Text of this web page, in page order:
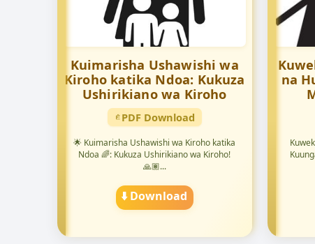
Kuimarisha Ushawishi wa
Kiroho katika Ndoa: Kukuza
Ushirikiano wa Kiroho
PDF Download
🌟 Kuimarisha Ushawishi wa Kiroho katika
Ndoa 🌈: Kukuza Ushirikiano wa Kiroho!
🙏🏽...
⬇️ Download
na